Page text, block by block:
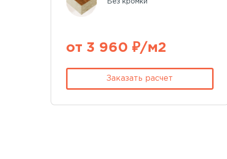
Без кромки
от 3 960 ₽/м2
Заказать расчет